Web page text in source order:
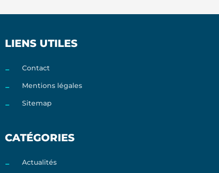
LIENS UTILES
Contact
Mentions légales
Sitemap
CATÉGORIES
Actualités